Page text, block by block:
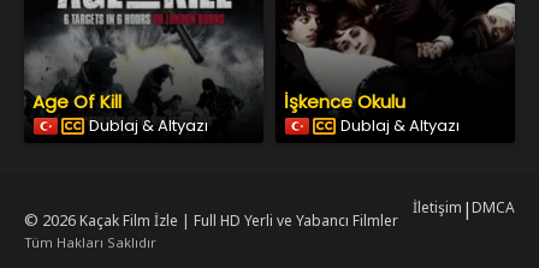
Age Of Kill
Dublaj & Altyazı
İşkence Okulu
Dublaj & Altyazı
© 2026Kaçak Film İzle | Full HD Yerli ve Yabancı Filmler
Tüm Hakları Saklıdır
İletişim |DMCA